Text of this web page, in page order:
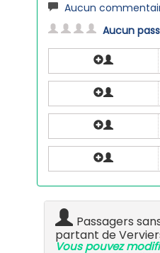
Aucun
Aucun
Passagers
partant de
Vous pouvez